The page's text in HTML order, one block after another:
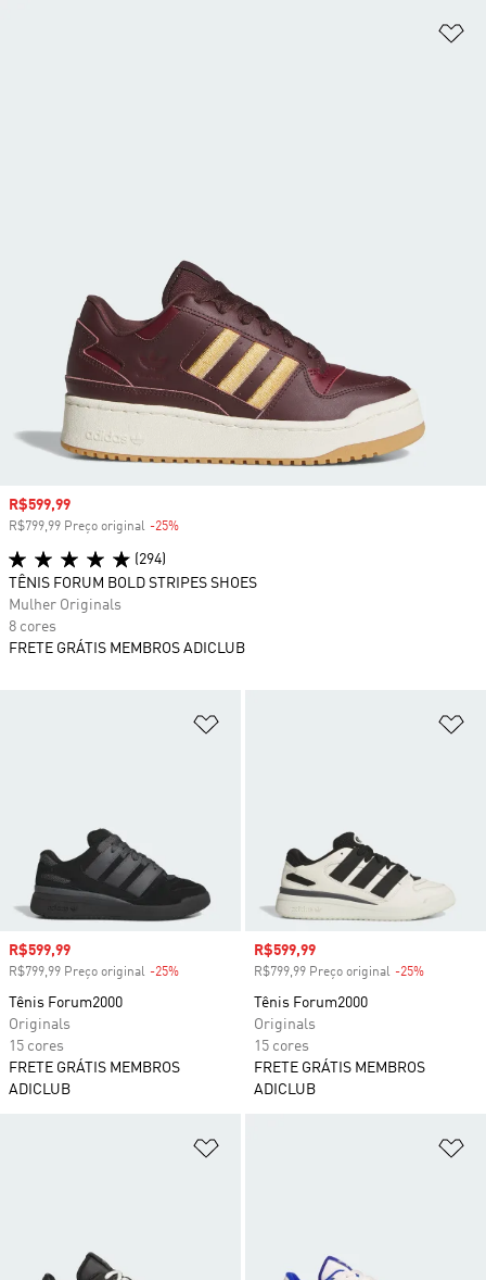
Preço com desconto
R$599,99
R$799,99 Preço original -25%
Tênis Forum2000
Originals
15 cores
FRETE GRÁTIS MEMBROS
ADICLUB
Preço com desconto
R$599,99
R$799,99 Preço original -25%
Tênis Forum2000
Originals
15 cores
FRETE GRÁTIS MEMBROS
ADICLUB
Preço com desconto
R$599,99
R$799,99 Preço original -25%
(294)
TÊNIS FORUM BOLD STRIPES SHOES
Mulher Originals
8 cores
FRETE GRÁTIS MEMBROS ADICLUB